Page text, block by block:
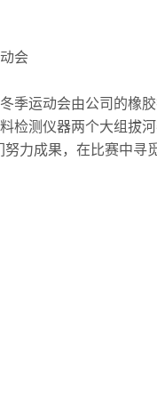
会
运动会由公司的橡胶
检测仪器两个大组拔
力成果，在比赛中寻